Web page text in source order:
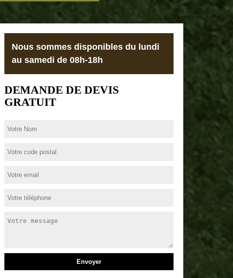
Nous sommes disponibles du lundi
au samedi de 08h-18h
DEMANDE DE DEVIS
GRATUIT